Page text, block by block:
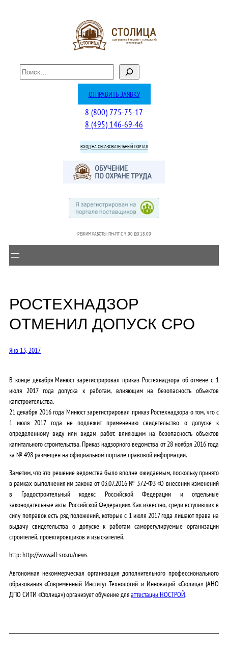
П
о
ОТПРАВИТЬ ЗАЯВКУ
8 (800) 775-75-17
8 (495) 146-69-46
ВХОД НА ОБРАЗОВАТЕЛЬНЫЙ ПОРТАЛ
РЕЖИМ РАБОТЫ: ПН-ПТ C 9.00 ДО 18.00
РОСТЕХНАДЗОР
ОТМЕНИЛ ДОПУСК СРО
Янв 13, 2017
В конце декабря Минюст зарегистрировал приказ Ростехнадзора об отмене с 1
июля 2017 года допуска к работам, влияющим на безопасность объектов
капстроительства.
21 декабря 2016 года Минюст зарегистрировал приказ Ростехнадзора о том, что с
1 июля 2017 года не подлежит применению свидетельство о допуске к
определенному виду или видам работ, влияющим на безопасность объектов
капитального строительства. Приказ надзорного ведомства от 28 ноября 2016 года
за № 498 размещен на официальном портале правовой информации.
Заметим, что это решение ведомства было вполне ожидаемым, поскольку принято
в рамках выполнения им закона от 03.07.2016 № 372-ФЗ «О внесении изменений
в Градостроительный кодекс Российской Федерации и отдельные
законодательные акты Российской Федерации». Как известно, среди вступивших в
силу поправок есть ряд положений, которые с 1 июля 2017 года лишают права на
выдачу свидетельства о допуске к работам саморегулируемые организации
строителей, проектировщиков и изыскателей.
http: http://www.all-sro.ru/news
Автономная некоммерческая организация дополнительного профессионального
образования «Современный Институт Технологий и Инноваций «Столица» (АНО
ДПО СИТИ «Столица») организует обучение дляаттестации НОСТРОЙ.